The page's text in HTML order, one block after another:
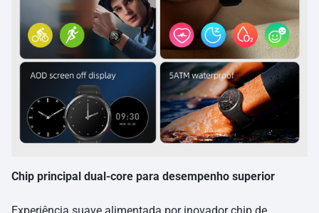
Chip principal dual-core para desempenho superior